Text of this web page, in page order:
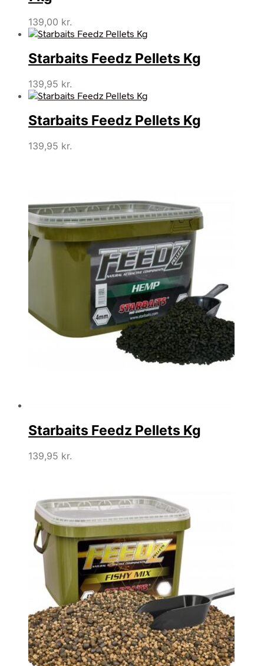
139,00 kr.
Starbaits Feedz Pellets Kg
139,95 kr.
Starbaits Feedz Pellets Kg
139,95 kr.
Starbaits Feedz Pellets Kg
139,95 kr.